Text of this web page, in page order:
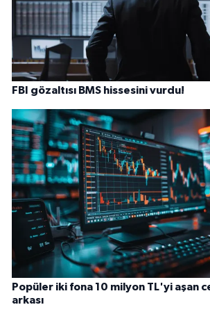
FBI gözaltısı BMS hissesini vurdu!
Popüler iki fona 10 milyon TL'yi aşan
arkası